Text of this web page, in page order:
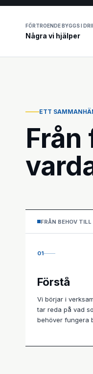
FÖRTROENDE BYGGS I
Några vi hjälper
ETT
FRÅN BEHOV
01
Förstå
Vi börjar i
tar reda på vad
behöver fungera